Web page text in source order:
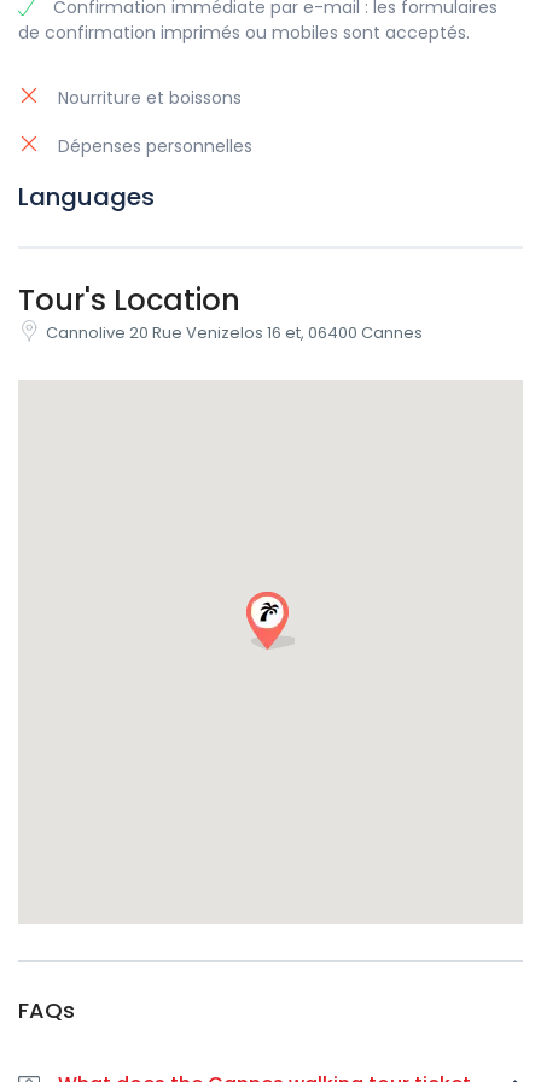
absolument “prendre un selfie sur le tapis rouge, chérie !”
La station balnéaire méditerranéenne est également
appelé Le Marché Forville. Vous y découvrirez une multitude
prestigieux et de beaux parcs.
Participez à la visite guidée gratuite de Cannes et
découvrez les endroits les plus intéressants de cette ville
vous faire des recommandations et vous conseiller sur
tout ce qui concerne Cannes. Le nombre de places est
limité pour cette visite d’un excellent rapport qualité-prix,
de réserver en ligne à l’avance et assurez-vous d’être à nos
donne l’occasion d’explorer l’histoire fascinante de Cannes
Réservez votre promenade à Cannes dès maintenant !
Confirmation immédiate par e-mail : les formulaires
de confirmation imprimés ou mobiles sont acceptés.
Nourriture et boissons
Dépenses personnelles
Languages
Tour's Location
Cannolive 20 Rue Venizelos 16 et, 06400 Cannes
FAQs